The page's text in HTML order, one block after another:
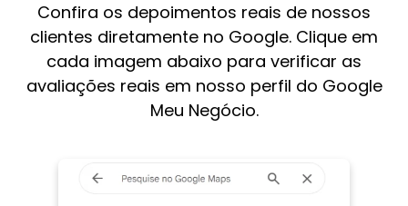
Confira os depoimentos reais de nossos
clientes diretamente no Google. Clique em
cada imagem abaixo para verificar as
avaliações reais em nosso perfil do Google
Meu Negócio.